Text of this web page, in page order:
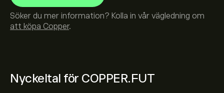
Nyckeltal för COPPER.FUT
Söker du mer information? Kolla in vår vägledning om
att köpa Copper.